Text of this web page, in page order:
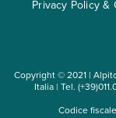
Mappa del sito
Privacy Policy &
Copyright © 2021 |
Italia | Tel.
Codice